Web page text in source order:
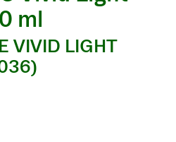
ml
VIVID LIGHT